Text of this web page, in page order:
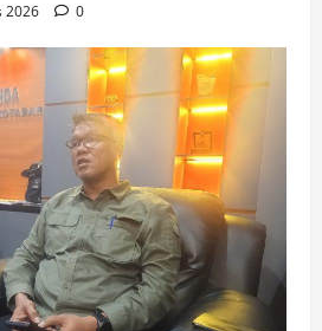
2026 0